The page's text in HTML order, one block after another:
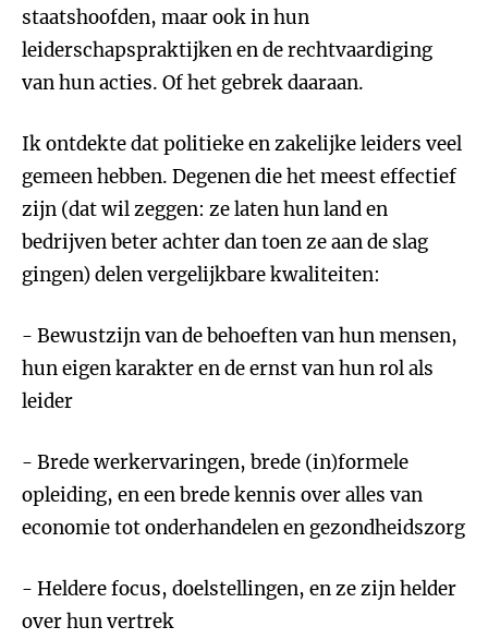
staatshoofden, maar ook in hun
leiderschapspraktijken en de rechtvaardiging
van hun acties. Of het gebrek daaraan.
Ik ontdekte dat politieke en zakelijke leiders veel
gemeen hebben. Degenen die het meest effectief
zijn (dat wil zeggen: ze laten hun land en
bedrijven beter achter dan toen ze aan de slag
gingen) delen vergelijkbare kwaliteiten:
- Bewustzijn van de behoeften van hun mensen,
hun eigen karakter en de ernst van hun rol als
leider
- Brede werkervaringen, brede (in)formele
opleiding, en een brede kennis over alles van
economie tot onderhandelen en gezondheidszorg
- Heldere focus, doelstellingen, en ze zijn helder
over hun vertrek